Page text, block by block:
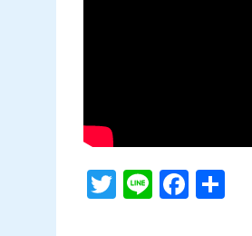
T Li F